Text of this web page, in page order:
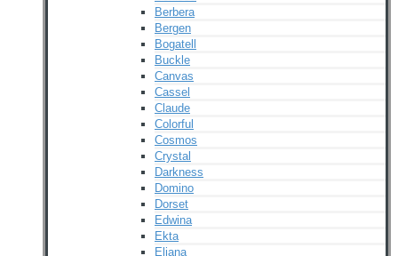
Berbera
Bergen
Bogatell
Buckle
Canvas
Cassel
Claude
Colorful
Cosmos
Crystal
Darkness
Domino
Dorset
Edwina
Ekta
Eliana